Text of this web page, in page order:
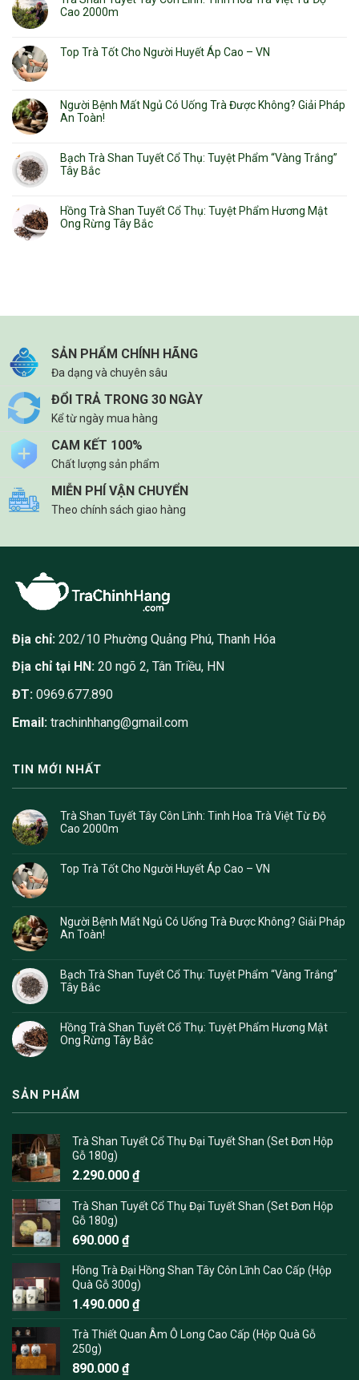
Cao 2000m
Top Trà Tốt Cho Người Huyết Áp Cao – VN
Người Bệnh Mất Ngủ Có Uống Trà Được Không? Giải Pháp
An Toàn!
Bạch Trà Shan Tuyết Cổ Thụ: Tuyệt Phẩm “Vàng Trắng”
Tây Bắc
Hồng Trà Shan Tuyết Cổ Thụ: Tuyệt Phẩm Hương Mật
Ong Rừng Tây Bắc
SẢN PHẨM CHÍNH HÃNG
Đa dạng và chuyên sâu
ĐỔI TRẢ TRONG 30 NGÀY
Kể từ ngày mua hàng
CAM KẾT 100%
Chất lượng sản phẩm
MIỄN PHÍ VẬN CHUYỂN
Theo chính sách giao hàng
Địa chỉ: 202/10 Phường Quảng Phú, Thanh Hóa
Địa chỉ tại HN: 20 ngõ 2, Tân Triều, HN
ĐT: 0969.677.890
Email: trachinhhang@gmail.com
TIN MỚI NHẤT
Trà Shan Tuyết Tây Côn Lĩnh: Tinh Hoa Trà Việt Từ Độ
Cao 2000m
Top Trà Tốt Cho Người Huyết Áp Cao – VN
Người Bệnh Mất Ngủ Có Uống Trà Được Không? Giải Pháp
An Toàn!
Bạch Trà Shan Tuyết Cổ Thụ: Tuyệt Phẩm “Vàng Trắng”
Tây Bắc
Hồng Trà Shan Tuyết Cổ Thụ: Tuyệt Phẩm Hương Mật
Ong Rừng Tây Bắc
SẢN PHẨM
Trà Shan Tuyết Cổ Thụ Đại Tuyết Shan (Set Đơn Hộp
Gỗ 180g)
2.290.000 ₫
Trà Shan Tuyết Cổ Thụ Đại Tuyết Shan (Set Đơn Hộp
Gỗ 180g)
690.000 ₫
Hồng Trà Đại Hồng Shan Tây Côn Lĩnh Cao Cấp (Hộp
Quà Gỗ 300g)
1.490.000 ₫
Trà Thiết Quan Âm Ô Long Cao Cấp (Hộp Quà Gỗ
250g)
890.000 ₫